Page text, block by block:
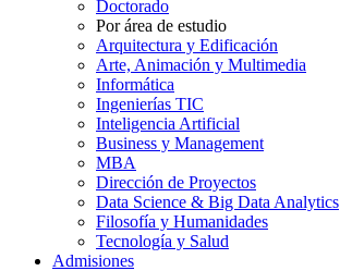
Doctorado
Por área de estudio
Arquitectura y Edificación
Arte, Animación y Multimedia
Informática
Ingenierías TIC
Inteligencia Artificial
Business y Management
MBA
Dirección de Proyectos
Data Science & Big Data Analytics
Filosofía y Humanidades
Tecnología y Salud
Admisiones